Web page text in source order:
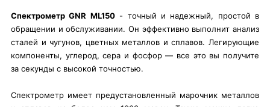
Спектрометр GNR ML150- точный и надежный, простой в
обращении и обслуживании. Он эффективно выполнит анализ
сталей и чугунов, цветных металлов и сплавов. Легирующие
компоненты, углерод, сера и фосфор — все это вы получите
за секунды с высокой точностью.
Спектрометр имеет предустановленный марочник металлов